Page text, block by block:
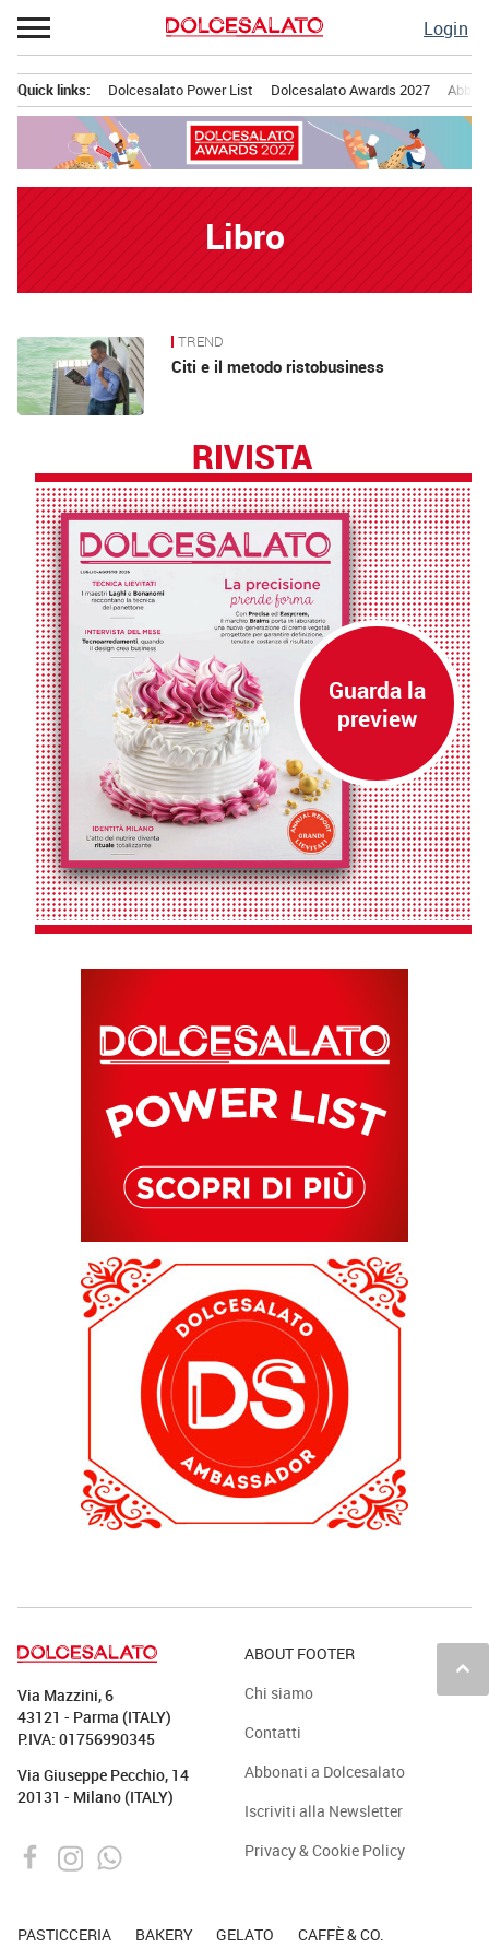
Passa
al
Login
principale
Quick links: Dolcesalato Power List Dolcesalato Awards 2027
Libro
News TREND
Citi e il metodo ristobusiness
RIVISTA
keyboard_arrow_up
Via Mazzini, 6
43121 - Parma (ITALY)
P.IVA: 01756990345
Via Giuseppe Pecchio, 14
20131 - Milano (ITALY)
ABOUT FOOTER
Chi siamo
Contatti
Abbonati a Dolcesalato
Iscriviti alla Newsletter
Privacy & Cookie Policy
PASTICCERIA BAKERY GELATO CAFFÈ & CO.